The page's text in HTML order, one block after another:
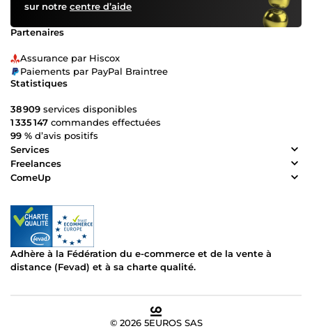
sur notre centre d’aide
Partenaires
Assurance par Hiscox
Paiements par PayPal Braintree
Statistiques
38 909 services disponibles
1 335 147 commandes effectuées
99 % d’avis positifs
Services
Freelances
ComeUp
Adhère à la Fédération du e-commerce et de la vente à
distance (Fevad) et à sa charte qualité.
© 2026 5EUROS SAS